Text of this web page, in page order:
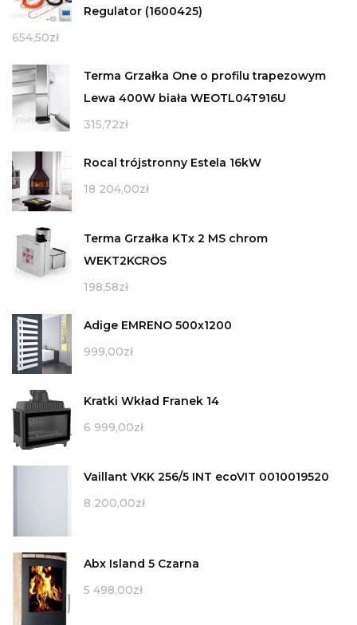
Regulator (1600425)
654,50zł
Terma Grzałka One o profilu trapezowym
Lewa 400W biała WEOTL04T916U
315,72zł
Rocal trójstronny Estela 16kW
18 204,00zł
Terma Grzałka KTx 2 MS chrom
WEKT2KCROS
198,58zł
Adige EMRENO 500x1200
999,00zł
Kratki Wkład Franek 14
6 999,00zł
Vaillant VKK 256/5 INT ecoVIT 0010019520
8 200,00zł
Abx Island 5 Czarna
5 498,00zł